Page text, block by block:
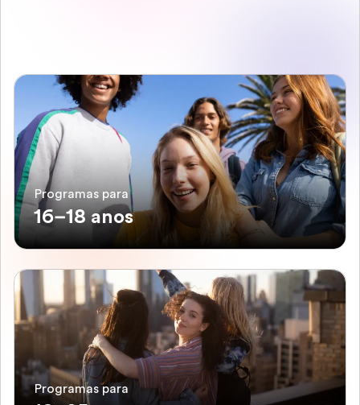
Programas para
16–18 anos
Programas para